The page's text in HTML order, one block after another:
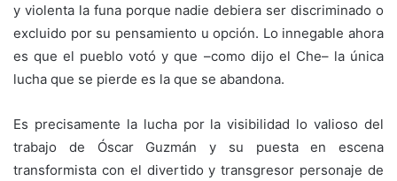
y violenta la funa porque nadie debiera ser discriminado o
excluido por su pensamiento u opción. Lo innegable ahora
es que el pueblo votó y que –como dijo el Che– la única
lucha que se pierde es la que se abandona.
Es precisamente la lucha por la visibilidad lo valioso del
trabajo de Óscar Guzmán y su puesta en escena
transformista con el divertido y transgresor personaje de